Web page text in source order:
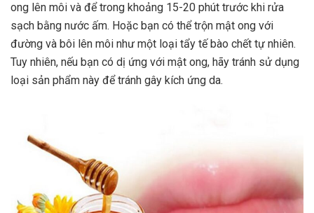
ong lên môi và để trong khoảng 15-20 phút trước khi rửa
sạch bằng nước ấm. Hoặc bạn có thể trộn mật ong với
đường và bôi lên môi như một loại tẩy tế bào chết tự nhiên.
Tuy nhiên, nếu bạn có dị ứng với mật ong, hãy tránh sử dụng
loại sản phẩm này để tránh gây kích ứng da.